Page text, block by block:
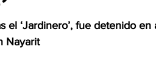
POLÍTICA
el ‘Jardinero’, fue detenido
Nayarit